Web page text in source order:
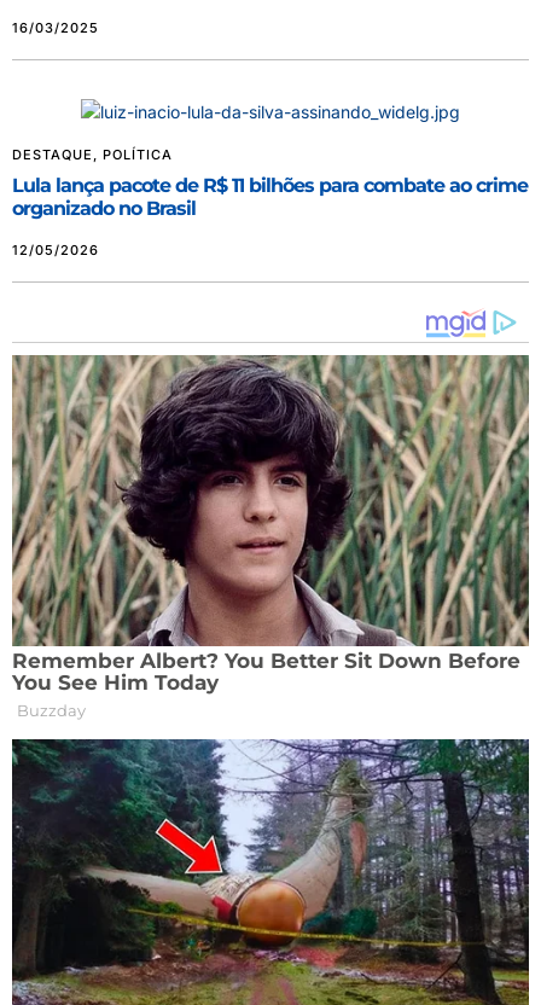
16/03/2025
DESTAQUE , POLÍTICA
Lula lança pacote de R$ 11 bilhões para combate ao crime
organizado no Brasil
12/05/2026